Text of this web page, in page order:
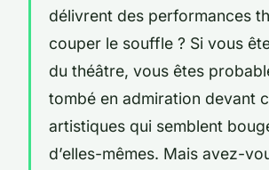
délivrent des performances
couper le souffle ? Si vous
du théâtre, vous êtes
tombé en admiration devant
artistiques qui semblent
d’elles-mêmes. Mais avez-